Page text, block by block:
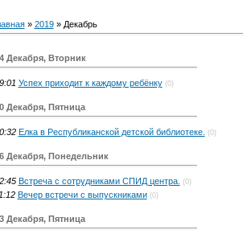
» 2019 » Декабрь
Декабря, Вторник
Успех приходит к каждому ребёнку (0)
Декабря, Пятница
Елка в Республиканской детской библиотеке. (0)
Декабря, Понедельник
Встреча с сотрудниками СПИД центра. (0)
Вечер встречи с выпускниками (0)
Декабря, Пятница